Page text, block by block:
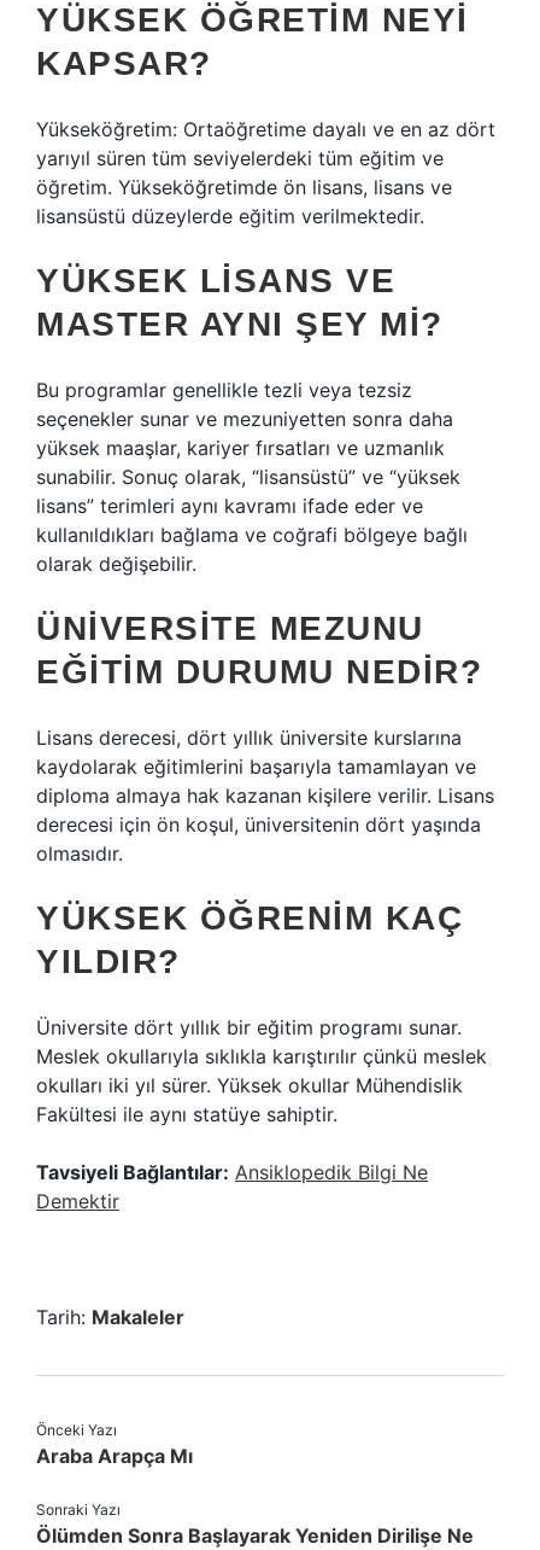
YÜKSEK ÖĞRETIM NEYI
KAPSAR?
Yükseköğretim: Ortaöğretime dayalı ve en az dört
yarıyıl süren tüm seviyelerdeki tüm eğitim ve
öğretim. Yükseköğretimde ön lisans, lisans ve
lisansüstü düzeylerde eğitim verilmektedir.
YÜKSEK LISANS VE
MASTER AYNI ŞEY MI?
Bu programlar genellikle tezli veya tezsiz
seçenekler sunar ve mezuniyetten sonra daha
yüksek maaşlar, kariyer fırsatları ve uzmanlık
sunabilir. Sonuç olarak, “lisansüstü” ve “yüksek
lisans” terimleri aynı kavramı ifade eder ve
kullanıldıkları bağlama ve coğrafi bölgeye bağlı
olarak değişebilir.
ÜNIVERSITE MEZUNU
EĞITIM DURUMU NEDIR?
Lisans derecesi, dört yıllık üniversite kurslarına
kaydolarak eğitimlerini başarıyla tamamlayan ve
diploma almaya hak kazanan kişilere verilir. Lisans
derecesi için ön koşul, üniversitenin dört yaşında
olmasıdır.
YÜKSEK ÖĞRENIM KAÇ
YILDIR?
Üniversite dört yıllık bir eğitim programı sunar.
Meslek okullarıyla sıklıkla karıştırılır çünkü meslek
okulları iki yıl sürer. Yüksek okullar Mühendislik
Fakültesi ile aynı statüye sahiptir.
Tavsiyeli Bağlantılar: Ansiklopedik Bilgi Ne
Demektir
Tarih: Makaleler
Önceki Yazı
Araba Arapça Mı
Sonraki Yazı
Ölümden Sonra Başlayarak Yeniden Dirilişe Ne